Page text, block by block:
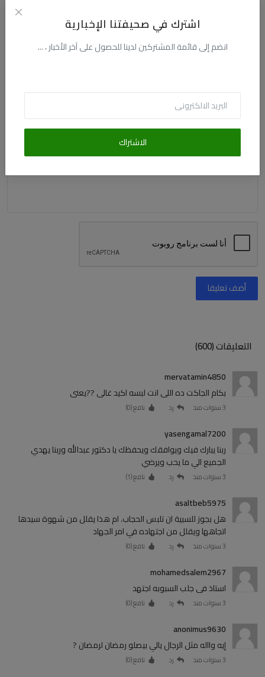
اشترك في صحيفتنا الإخبارية
انضم إلى قائمة المشتركين لدينا للحصول على آخر الأخبار ، ...
الاشتراك
البريد الالكترونى
أضف تعليقا
التعليقات (600)
mervatamin4850
بكام الجاكت ده اللى انت لبسه اكيد غالى ??يعنى
3 سنوات منذ رد نافع (0
)
yasengamal7200
ربنا يبارك فيك ويوافقك ويحفظك يا دكتور عبدالله وربنا يهدي
الجميع الي ما يحب ويرضي
3 سنوات منذ رد نافع (1
)
asaltbeb5975
هل بجوز للسبية ان تلبس الحجاب. ام هذا يقلل من شهوة سيدها
اتجاهها ويقلل من اجتهاده في امر الجهاد
3 سنوات منذ رد نافع (0
)
mohamedsalem2967
استاذ فى جلب السبوبه اجتهد
3 سنوات منذ رد نافع (0
)
anonimus9630
إيه وااله مثل الرجال يالي بيصلو رمضان لرمضان ?
3 سنوات منذ رد نافع (0
)